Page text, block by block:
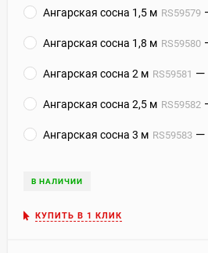
Ангарская сосна 1,5 м RS59579
Ангарская сосна 1,8 м RS59580
Ангарская сосна 2 м RS59581
Ангарская сосна 2,5 м RS59582
Ангарская сосна 3 м RS59583
В НАЛИЧИИ
КУПИТЬ В 1 КЛИК